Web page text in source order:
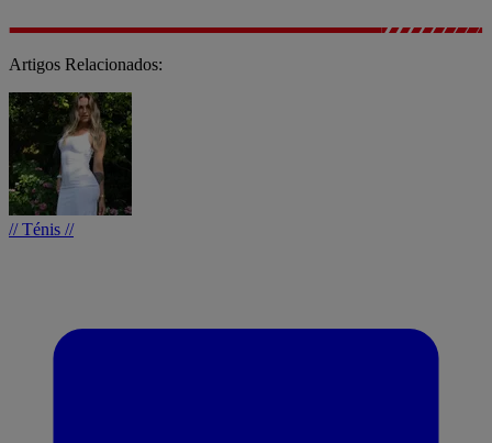
Artigos Relacionados:
// Ténis //